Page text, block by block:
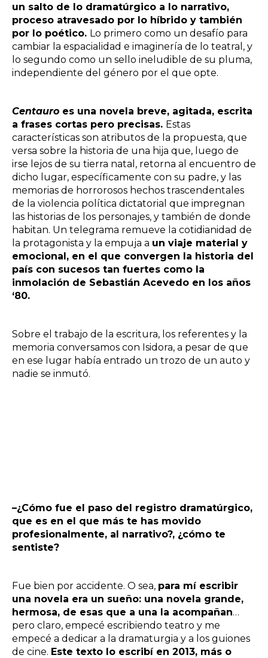
un salto de lo dramatúrgico a lo narrativo,
proceso atravesado por lo híbrido y también
por lo poético. Lo primero como un desafío para
cambiar la espacialidad e imaginería de lo teatral, y
lo segundo como un sello ineludible de su pluma,
independiente del género por el que opte.
Centauro es una novela breve, agitada, escrita
a frases cortas pero precisas. Estas
características son atributos de la propuesta, que
versa sobre la historia de una hija que, luego de
irse lejos de su tierra natal, retorna al encuentro de
dicho lugar, específicamente con su padre, y las
memorias de horrorosos hechos trascendentales
de la violencia política dictatorial que impregnan
las historias de los personajes, y también de donde
habitan. Un telegrama remueve la cotidianidad de
la protagonista y la empuja a un viaje material y
emocional, en el que convergen la historia del
país con sucesos tan fuertes como la
inmolación de Sebastián Acevedo en los años
‘80.
Sobre el trabajo de la escritura, los referentes y la
memoria conversamos con Isidora, a pesar de que
en ese lugar había entrado un trozo de un auto y
nadie se inmutó.
–¿Cómo fue el paso del registro dramatúrgico,
que es en el que más te has movido
profesionalmente, al narrativo?, ¿cómo te
sentiste?
Fue bien por accidente. O sea, para mí escribir
una novela era un sueño: una novela grande,
hermosa, de esas que a una la acompañan…
pero claro, empecé escribiendo teatro y me
empecé a dedicar a la dramaturgia y a los guiones
de cine. Este texto lo escribí en 2013, más o